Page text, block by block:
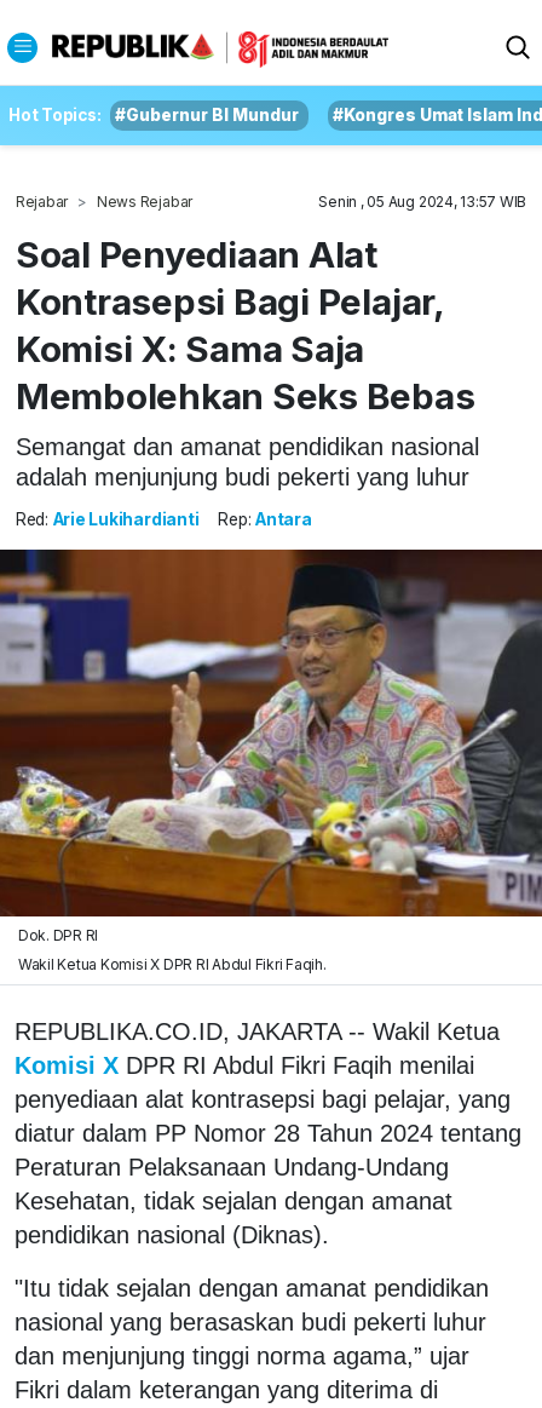
Hot Topics: #Gubernur BI Mundur #Kongres Umat Islam
Rejabar News Rejabar Senin , 05 Aug 2024, 13:57 WIB
Soal Penyediaan Alat
Kontrasepsi Bagi Pelajar,
Komisi X: Sama Saja
Membolehkan Seks Bebas
Semangat dan amanat pendidikan nasional
adalah menjunjung budi pekerti yang luhur
Red: Arie Lukihardianti Rep: Antara
Dok. DPR RI
Wakil Ketua Komisi X DPR RI Abdul Fikri Faqih.
REPUBLIKA.CO.ID, JAKARTA -- Wakil Ketua
Komisi X DPR RI Abdul Fikri Faqih menilai
penyediaan alat kontrasepsi bagi pelajar, yang
diatur dalam PP Nomor 28 Tahun 2024 tentang
Peraturan Pelaksanaan Undang-Undang
Kesehatan, tidak sejalan dengan amanat
pendidikan nasional (Diknas).
"Itu tidak sejalan dengan amanat pendidikan
nasional yang berasaskan budi pekerti luhur
dan menjunjung tinggi norma agama,” ujar
Fikri dalam keterangan yang diterima di